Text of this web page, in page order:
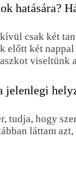
hatására?
csak két
előtt két
viseltünk
hogy
láttam